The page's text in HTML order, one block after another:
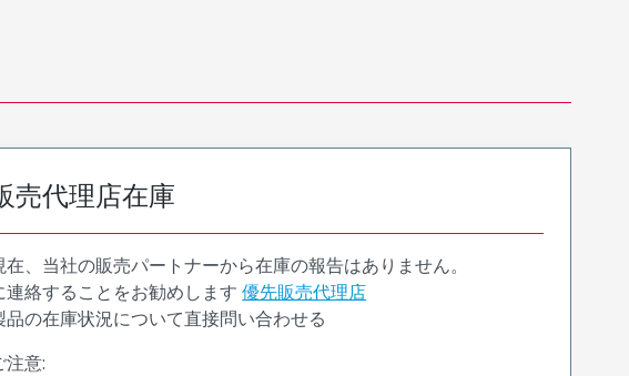
売代理店在庫
在、当社の販売パートナーから在庫の報告はありません。
連絡することをお勧めします 優先販売代理店
品の在庫状況について直接問い合わせる
注意: